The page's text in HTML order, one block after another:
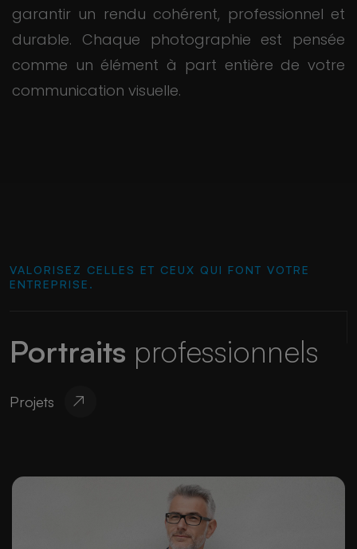
garantir un rendu cohérent, professionnel et
durable. Chaque photographie est pensée
comme un élément à part entière de votre
communication visuelle.
VALORISEZ CELLES ET CEUX QUI FONT VOTRE
ENTREPRISE.
Portraits professionnels
Projets